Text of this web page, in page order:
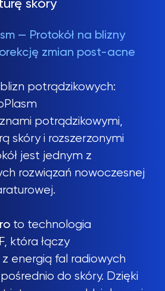
skóry
— Protokół na blizny
zmian post-acne
potrądzikowych:
potrądzikowymi,
skóry i rozszerzonymi
jest jednym z
rozwiązań nowoczesnej
to technologia
która łączy
z energią fal radiowych
do skóry. Dzięki